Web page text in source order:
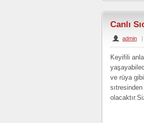
Canlı
admin |
Keyifili
ve rüya